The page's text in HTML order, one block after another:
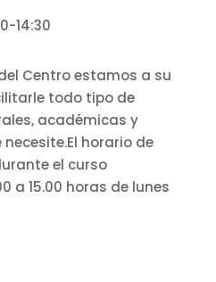
14:30
Centro estamos a su
todo tipo de
académicas y
horario de
el curso
a 15.00 horas de lunes